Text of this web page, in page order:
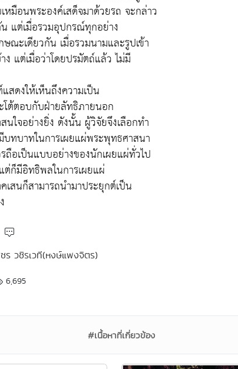
มือนพระองค์เสด็จมาด้วยรถ จะกล่าว
แต่เมื่อรวมอุปกรณ์ทุกอย่าง
ณะเดียวกัน เมื่อรวมนามและรูปเข้า
แต่เมื่อว่าโดยปรมัตถ์แล้ว ไม่มี
สดงให้เห็นถึงความเป็น
โต้ตอบกับฝ่ายลัทธิภายนอก
ใจอย่างยิ่ง ดังนั้น ผู้วิจัยจึงเลือกทำ
ทบาทในการเผยแผ่พระพุทธศาสนา
อเป็นแบบอย่างของนักเผยแผ่ทั่วไป
ก็มีอิทธิพลในการเผยแผ่
สนก็สามารถนำมาประยุกต์เป็น
ร วชิรเวที(หงษ์แพงจิตร)
6,695
#เนื้อหาที่เกี่ยวข้อง